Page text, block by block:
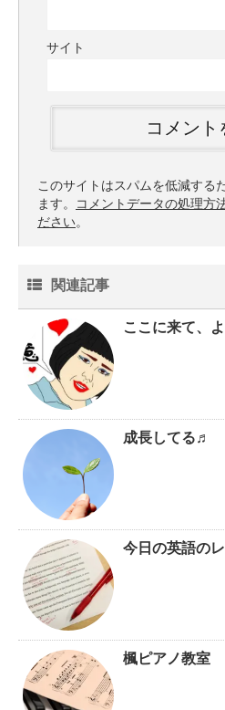
サイト
このサイトはスパムを低減する
ます。
コメントデータの処理方
ださい。
関連記事
ここに来て、
成長してる♬
今日の英語の
楓ピアノ教室